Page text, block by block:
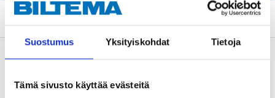
Suostumus Yksityiskohdat Tietoja
Tämä sivusto käyttää evästeitä
Description